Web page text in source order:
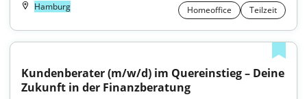
Hamburg Homeoffice Teilzeit
Kundenberater (m/w/d) im Quereinstieg – Deine
Zukunft in der Finanzberatung